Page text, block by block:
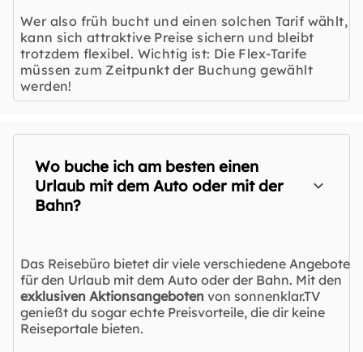
Wer also früh bucht und einen solchen Tarif wählt,
kann sich attraktive Preise sichern und bleibt
trotzdem flexibel. Wichtig ist: Die Flex-Tarife
müssen zum Zeitpunkt der Buchung gewählt
werden!
Wo buche ich am besten einen
Urlaub mit dem Auto oder mit der
Bahn?
Das Reisebüro bietet dir viele verschiedene Angebote
für den Urlaub mit dem Auto oder der Bahn. Mit den
exklusiven Aktionsangeboten von sonnenklar.TV
genießt du sogar echte Preisvorteile, die dir keine
Reiseportale bieten.